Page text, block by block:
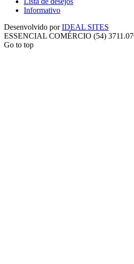
Informativo
Desenvolvido porIDEAL SITES
ESSENCIAL COMÉRCIO (54)
Go to top